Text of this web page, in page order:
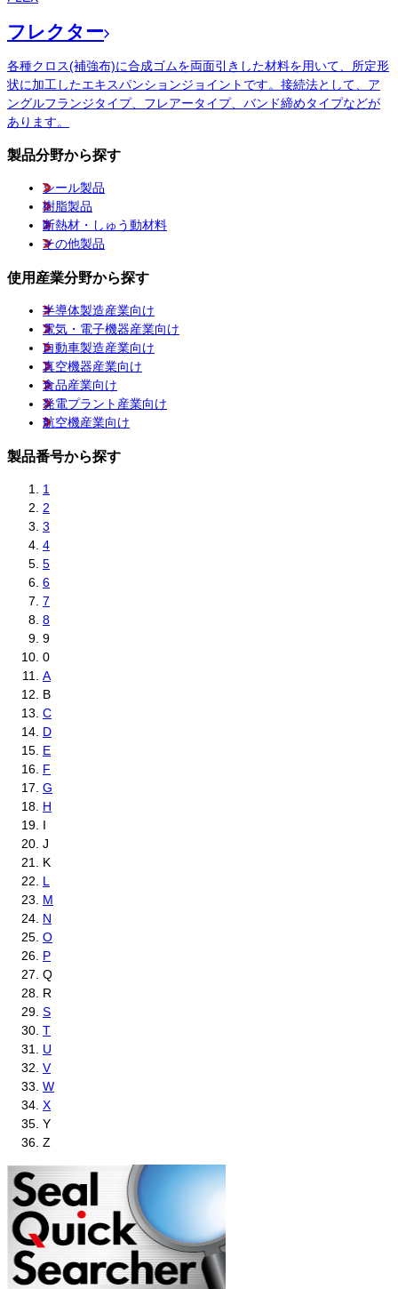
フレクター
各種クロス(補強布)に合成ゴムを両面引きした材料を用いて、所定形
状に加工したエキスパンションジョイントです。接続法として、ア
ングルフランジタイプ、フレアータイプ、バンド締めタイプなどが
あります。
製品分野から探す
シール製品
樹脂製品
断熱材・しゅう動材料
その他製品
使用産業分野から探す
半導体製造産業向け
電気・電子機器産業向け
自動車製造産業向け
真空機器産業向け
食品産業向け
発電プラント産業向け
航空機産業向け
製品番号から探す
1
2
3
4
5
6
7
8
9
0
A
B
C
D
E
F
G
H
I
J
K
L
M
N
O
P
Q
R
S
T
U
V
W
X
Y
Z